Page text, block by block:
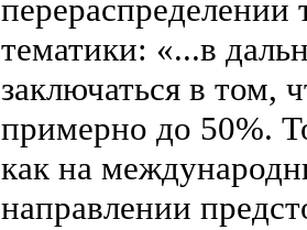
перераспределении
тематики: «...в
заключаться в том,
примерно до 50%.
как на
направлении